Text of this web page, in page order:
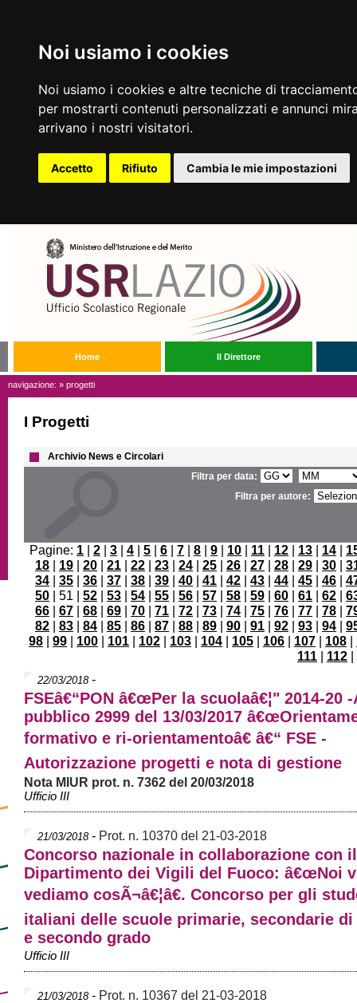
Noi usiamo i cookies
Noi usiamo i cookies e altre tecniche di
per mostrarti contenuti personalizzati e annunci
arrivano i nostri visitatori.
Accetto Rifiuto Cambia le mie impostazioni
Home Il Direttore
navigazione: » progetti
I Progetti
Archivio News e Circolari
Filtra per data:
Filtra per autore:
Pagine: 1 | 2 | 3 | 4 | 5 | 6 | 7 | 8 | 9 | 10 | 11 | 12 | 13 | 14 |
18 | 19 | 20 | 21 | 22 | 23 | 24 | 25 | 26 | 27 | 28 | 29 | 30 |
34 | 35 | 36 | 37 | 38 | 39 | 40 | 41 | 42 | 43 | 44 | 45 | 46 |
50 | 51 | 52 | 53 | 54 | 55 | 56 | 57 | 58 | 59 | 60 | 61 | 62 |
66 | 67 | 68 | 69 | 70 | 71 | 72 | 73 | 74 | 75 | 76 | 77 | 78 |
82 | 83 | 84 | 85 | 86 | 87 | 88 | 89 | 90 | 91 | 92 | 93 | 94 |
98 | 99 | 100 | 101 | 102 | 103 | 104 | 105 | 106 | 107 | 108 |
111 | 112 |
22/03/2018-
FSEâ€“PON â€œPer la scuolaâ€¦" 2014-20
pubblico 2999 del 13/03/2017
formativo e ri-orientamentoâ€ â€“ FSE -
Autorizzazione progetti e nota di gestione
Nota MIUR prot. n. 7362 del 20/03/2018
Ufficio III
21/03/2018- Prot. n. 10370 del 21-03-2018
Concorso nazionale in collaborazione con il
Dipartimento dei Vigili del Fuoco: â€œNoi
vediamo cosÃ¬â€¦â€. Concorso per gli
italiani delle scuole primarie, secondarie
e secondo grado
Ufficio III
21/03/2018- Prot. n. 10367 del 21-03-2018